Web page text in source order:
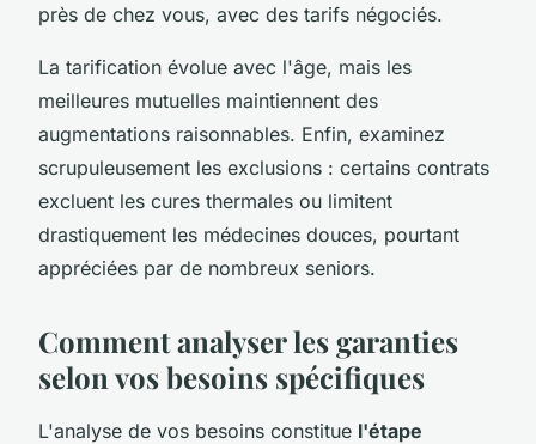
près de chez vous, avec des tarifs négociés.
La tarification évolue avec l'âge, mais les
meilleures mutuelles maintiennent des
augmentations raisonnables. Enfin, examinez
scrupuleusement les exclusions : certains contrats
excluent les cures thermales ou limitent
drastiquement les médecines douces, pourtant
appréciées par de nombreux seniors.
Comment analyser les garanties
selon vos besoins spécifiques
L'analyse de vos besoins constitue l'étape